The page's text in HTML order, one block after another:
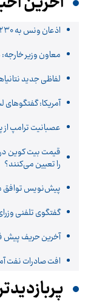
اذعان ونس به ۲۳۰ میلیارد دلار فساد مالی در آمریکا
معاون وزیر
لفاظی جدید
آمریکا: گفتگوهای
عصبانیت ترامپ
را تعیین می‌کنند؟
پیش‌نویس توافق
گفتگوی تلفنی وزرای
آخرین حریف
افت صادرات نفت